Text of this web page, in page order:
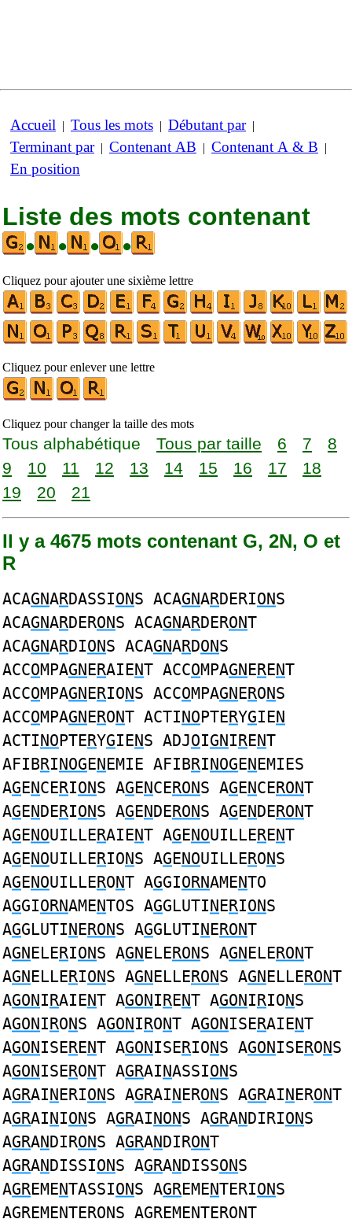
Accueil | Tous les mots | Débutant par|
Terminant par| Contenant AB | Contenant A & B |
En position
Liste des mots contenant
•
• • •
Cliquez pour ajouter une sixième lettre
Cliquez pour enlever une lettre
Cliquez pour changer la taille des mots
Tous alphabétique Tous par taille 6 7
8
9
10 11 12 13 14 15 16 17
18
19
20 21
Il y a 4675 mots contenant G, 2N, O et
R
ACAGNARDASSIONS ACAGNARDERIONS
ACAGNARDERONS ACAGNARDERONT
ACAGNARDIONS ACAGNARDONS
ACCOMPAGNERAIENT ACCOMPAGNERENT
ACCOMPAGNERIONS ACCOMPAGNERONS
ACCOMPAGNERONT ACTINOPTERYGIEN
ACTINOPTERYGIENS ADJOIGNIRENT
AFIBRINOGENEMIE AFIBRINOGENEMIES
AGENCERIONS AGENCERONS AGENCERONT
AGENDERIONS AGENDERONS AGENDERONT
AGENOUILLERAIENT AGENOUILLERENT
AGENOUILLERIONS AGENOUILLERONS
AGENOUILLERONT AGGIORNAMENTO
AGGIORNAMENTOS AGGLUTINERIONS
AGGLUTINERONS AGGLUTINERONT
AGNELERIONS AGNELERONS AGNELERONT
AGNELLERIONS AGNELLERONS AGNELLERONT
AGONIRAIENT AGONIRENT AGONIRIONS
AGONIRONS AGONIRONT AGONISERAIENT
AGONISERENT AGONISERIONS AGONISERONS
AGONISERONT AGRAINASSIONS
AGRAINERIONS AGRAINERONS AGRAINERONT
AGRAINIONS AGRAINONS AGRANDIRIONS
AGRANDIRONS AGRANDIRONT
AGRANDISSIONS AGRANDISSONS
AGREMENTASSIONS AGREMENTERIONS
AGREMENTERONS AGREMENTERONT